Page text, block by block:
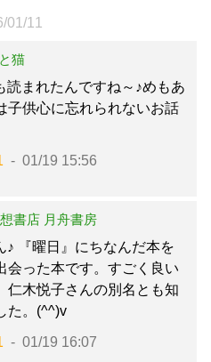
01/11
猫
読まれたんですね～♪めもあ
子供心に忘れられないお話
01/19 15:56
書店 月舟書房
♪ 『曜日』にちなんだ本を
会った本です。すごく良い
仁木悦子さんの別名とも知
た。(^^)v
01/19 16:07